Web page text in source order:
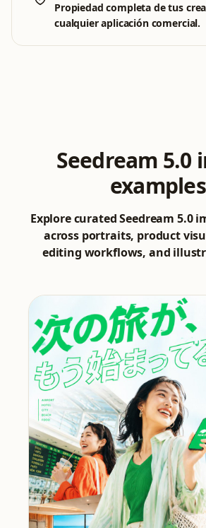
Propiedad completa de tus
cualquier aplicación comercial.
Seedream 5.0
examples
Explore curated Seedream 5.0
across portraits, product
editing workflows, and